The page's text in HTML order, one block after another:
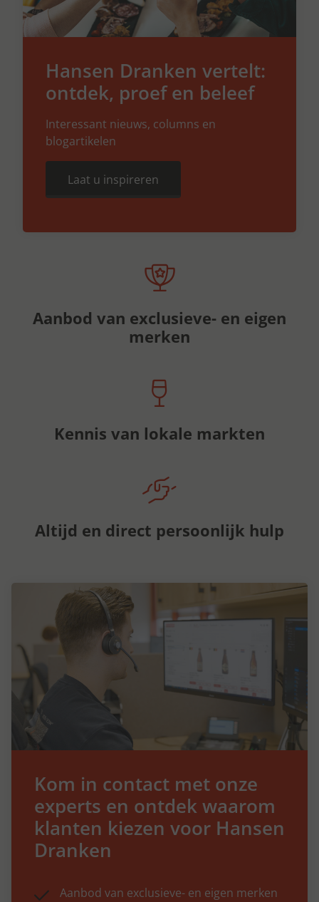
Hansen Dranken vertelt:
ontdek, proef en beleef
Interessant nieuws, columns en
blogartikelen
Laat u inspireren
Aanbod van exclusieve- en eigen
merken
Kennis van lokale markten
Altijd en direct persoonlijk hulp
Kom in contact met onze
experts en ontdek waarom
klanten kiezen voor Hansen
Dranken
Aanbod van exclusieve- en eigen merken